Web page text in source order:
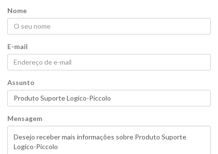
Nome
E-mail
Assunto
Mensagem